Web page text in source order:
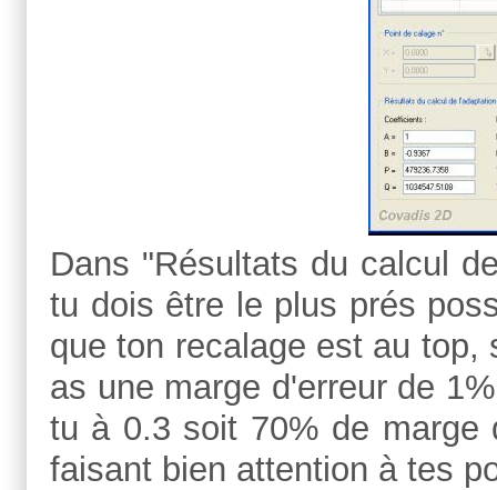
Dans "Résultats du calcul
tu dois être le plus prés
que ton recalage est au
as une marge d'erreur de
tu à 0.3 soit 70% de marge
faisant bien attention à tes